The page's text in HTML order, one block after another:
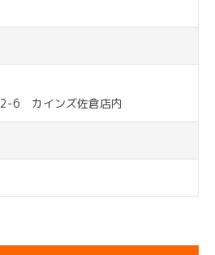
6 カインズ佐倉店内